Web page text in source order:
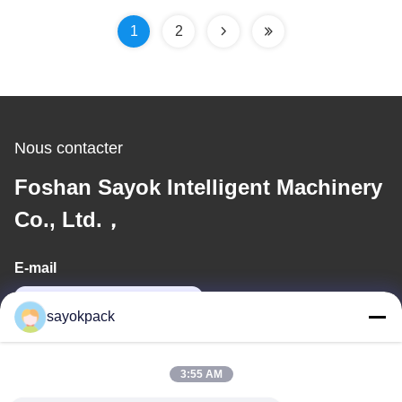
PLC importé
1 2
Nous contacter
Foshan Sayok Intelligent Machinery
Co., Ltd.，
E-mail
sayokpack
3:55 AM